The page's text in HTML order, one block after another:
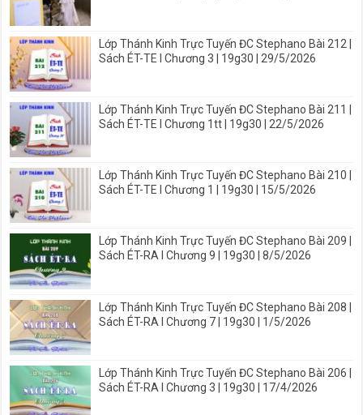
Lớp Thánh Kinh Trực Tuyến ĐC Stephano Bài 212 |
Sách ÉT-TE I Chương 3 | 19g30 | 29/5/2026
Lớp Thánh Kinh Trực Tuyến ĐC Stephano Bài 211 |
Sách ÉT-TE I Chương 1tt | 19g30 | 22/5/2026
Lớp Thánh Kinh Trực Tuyến ĐC Stephano Bài 210 |
Sách ÉT-TE I Chương 1 | 19g30 | 15/5/2026
Lớp Thánh Kinh Trực Tuyến ĐC Stephano Bài 209 |
Sách ÉT-RA I Chương 9 | 19g30 | 8/5/2026
Lớp Thánh Kinh Trực Tuyến ĐC Stephano Bài 208 |
Sách ÉT-RA I Chương 7 | 19g30 | 1/5/2026
Lớp Thánh Kinh Trực Tuyến ĐC Stephano Bài 206 |
Sách ÉT-RA I Chương 3 | 19g30 | 17/4/2026